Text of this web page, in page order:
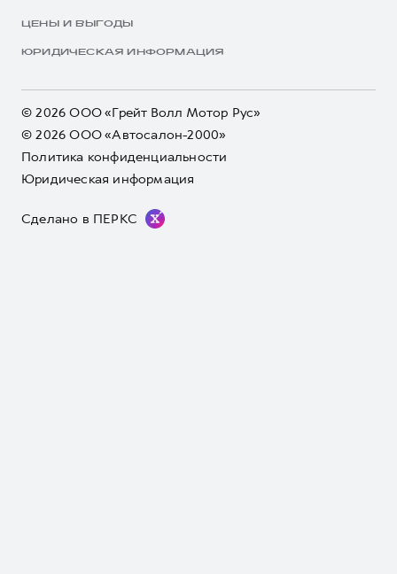
ЦЕНЫ И ВЫГОДЫ
ЮРИДИЧЕСКАЯ ИНФОРМАЦИЯ
© 2026 ООО «Грейт Волл Мотор Рус»
© 2026 ООО «Автосалон-2000»
Политика конфиденциальности
Юридическая информация
Сделано в ПЕРКС